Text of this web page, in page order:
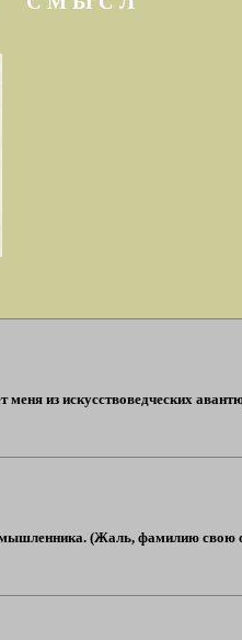
из искусствоведческих
(Жаль, фамилию свою